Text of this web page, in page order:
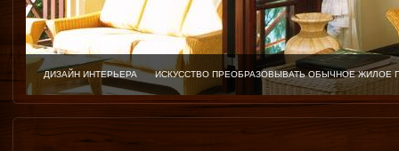
ДИЗАЙН ИНТЕРЬЕРА ИСКУССТВО ПРЕОБРАЗОВЫВАТЬ ОБЫЧНОЕ